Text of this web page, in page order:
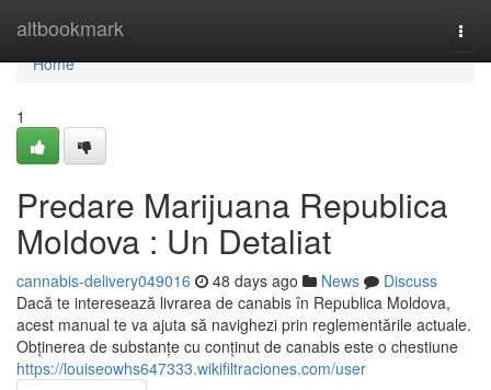
altbookmark
Home
Home
1
Predare Marijuana Republica
Moldova : Un Detaliat
cannabis-delivery049016 48 days ago News
Discuss
Dacă te interesează livrarea de canabis în Republica Moldova,
acest manual te va ajuta să navighezi prin reglementările actuale.
Obținerea de substanțe cu conținut de canabis este o chestiune
https://louiseowhs647333.wikifiltraciones.com/user